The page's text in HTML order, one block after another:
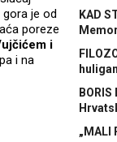
gora je od
poreze
i
i na
KAD
„MALI